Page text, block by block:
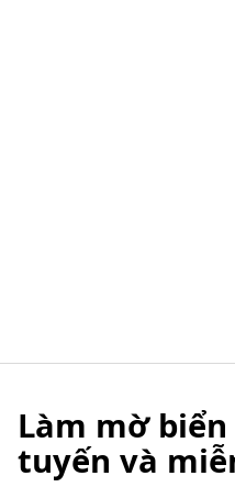
Làm mờ
tuyến và